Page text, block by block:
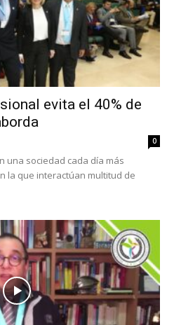
evita el 40% de
0
una sociedad cada día más
la que interactúan multitud de